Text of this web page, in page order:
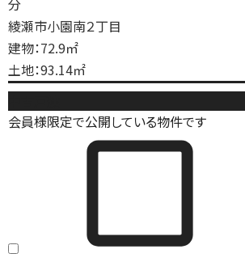
分
綾瀬市小園南２丁目
建物：72.9㎡
土地：93.14㎡
会員様限定で公開している物件です